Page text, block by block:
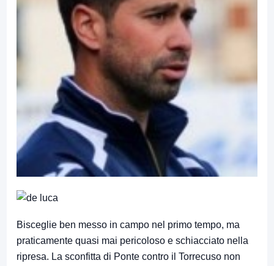
Bisceglie ben messo in campo nel primo tempo, ma
praticamente quasi mai pericoloso e schiacciato nella
ripresa. La sconfitta di Ponte contro il Torrecuso non